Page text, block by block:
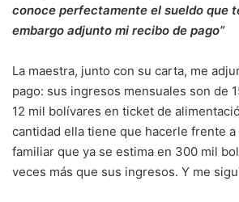
conoce perfectamente el sueldo que
embargo adjunto mi recibo de pago”
La maestra, junto con su carta, me
pago: sus ingresos mensuales son de
12 mil bolívares en ticket de
cantidad ella tiene que hacerle frente a
familiar que ya se estima en 300 mil
veces más que sus ingresos. Y me